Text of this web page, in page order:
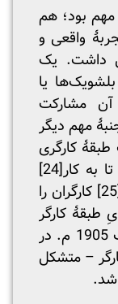
بسیار مهم بود؛ هم
واقعی و
داشت. یک
یا
آن مشارکت
مهم دیگر
کارگری
به کار[24]
کارگران را
طبقۀ کارگر
انقلاب 1905 م. در
– متشکل
شد.